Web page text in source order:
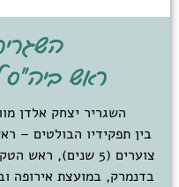
ראש ביה"ס
השגריר יצחק אלדן
בין תפקידיו הבולטים –
צוערים (5 שנים),
בדנמרק, במועצת אירופה